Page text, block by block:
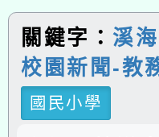
關鍵字： 溪海
校園新聞-教
國民小學